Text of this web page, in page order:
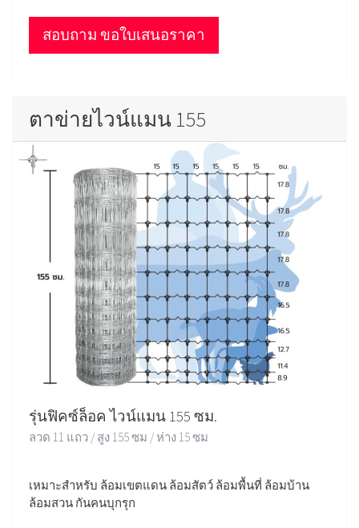
สอบถาม ขอใบเสนอราคา
ตาข่ายไวน์แมน 155
รุ่นฟิคซ์ล็อค ไวน์แมน 155 ซม.
ลวด 11 แถว / สูง 155 ซม / ห่าง 15 ซม
เหมาะสำหรับ ล้อมเขตแดน ล้อมสัตว์ ล้อมพื้นที่ ล้อมบ้าน
ล้อมสวน กันคนบุกรุก